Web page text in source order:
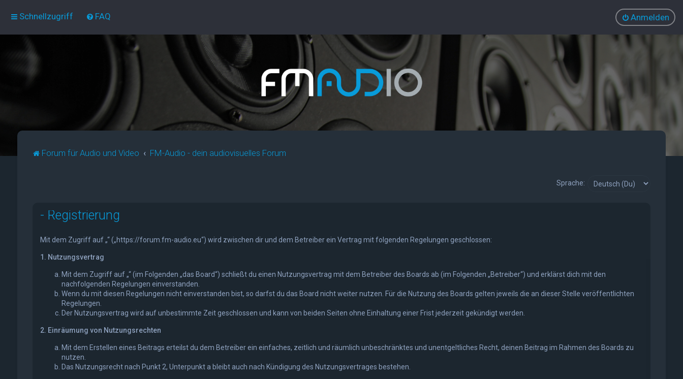
Schnellzugriff FAQ Anmelden
Forum für Audio und Video FM-Audio - dein audiovisuelles Forum
Sprache:
- Registrierung
Mit dem Zugriff auf „“ („https://forum.fm-audio.eu“) wird zwischen dir und dem Betreiber ein Vertrag mit folgenden Regelungen geschlossen:
1. Nutzungsvertrag
Mit dem Zugriff auf „“ (im Folgenden „das Board“) schließt du einen Nutzungsvertrag mit dem Betreiber des Boards ab (im Folgenden „Betreiber“) und erklärst dich mit den
nachfolgenden Regelungen einverstanden.
Wenn du mit diesen Regelungen nicht einverstanden bist, so darfst du das Board nicht weiter nutzen. Für die Nutzung des Boards gelten jeweils die an dieser Stelle veröffentlichten
Regelungen.
Der Nutzungsvertrag wird auf unbestimmte Zeit geschlossen und kann von beiden Seiten ohne Einhaltung einer Frist jederzeit gekündigt werden.
2. Einräumung von Nutzungsrechten
Mit dem Erstellen eines Beitrags erteilst du dem Betreiber ein einfaches, zeitlich und räumlich unbeschränktes und unentgeltliches Recht, deinen Beitrag im Rahmen des Boards zu
nutzen.
Das Nutzungsrecht nach Punkt 2, Unterpunkt a bleibt auch nach Kündigung des Nutzungsvertrages bestehen.